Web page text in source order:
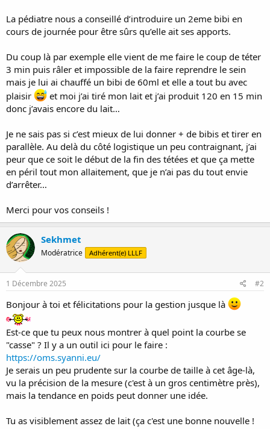
La pédiatre nous a conseillé d’introduire un 2eme bibi en
cours de journée pour être sûrs qu’elle ait ses apports.
Du coup là par exemple elle vient de me faire le coup de téter
3 min puis râler et impossible de la faire reprendre le sein
mais je lui ai chauffé un bibi de 60ml et elle a tout bu avec
plaisir
et moi j’ai tiré mon lait et j’ai produit 120 en 15 min
donc j’avais encore du lait…
Je ne sais pas si c’est mieux de lui donner + de bibis et tirer en
parallèle. Au delà du côté logistique un peu contraignant, j’ai
peur que ce soit le début de la fin des tétées et que ça mette
en péril tout mon allaitement, que je n’ai pas du tout envie
d’arrêter…
Merci pour vos conseils !
Sekhmet
Modératrice Adhérent(e) LLLF
1 Décembre 2025 #2
Bonjour à toi et félicitations pour la gestion jusque là
Est-ce que tu peux nous montrer à quel point la courbe se
"casse" ? Il y a un outil ici pour le faire :
https://oms.syanni.eu/
Je serais un peu prudente sur la courbe de taille à cet âge-là,
vu la précision de la mesure (c'est à un gros centimètre près),
mais la tendance en poids peut donner une idée.
Tu as visiblement assez de lait (ça c'est une bonne nouvelle !